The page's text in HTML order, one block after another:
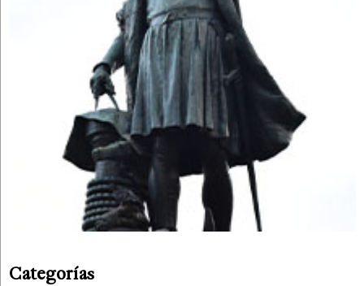
Categorías